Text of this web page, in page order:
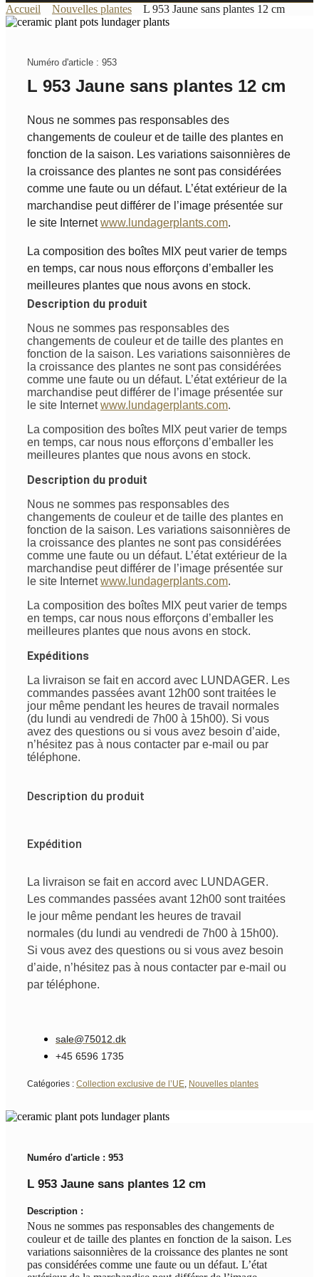
Accueil Nouvelles plantes L 953 Jaune sans plantes 12 cm
Numéro d'article : 953
L 953 Jaune sans plantes 12 cm
Nous ne sommes pas responsables des
changements de couleur et de taille des plantes en
fonction de la saison. Les variations saisonnières de
la croissance des plantes ne sont pas considérées
comme une faute ou un défaut. L’état extérieur de la
marchandise peut différer de l’image présentée sur
le site Internetwww.lundagerplants.com.
La composition des boîtes MIX peut varier de temps
en temps, car nous nous efforçons d’emballer les
meilleures plantes que nous avons en stock.
Description du produit
Nous ne sommes pas responsables des
changements de couleur et de taille des plantes en
fonction de la saison. Les variations saisonnières de
la croissance des plantes ne sont pas considérées
comme une faute ou un défaut. L’état extérieur de la
marchandise peut différer de l’image présentée sur
le site Internetwww.lundagerplants.com.
La composition des boîtes MIX peut varier de temps
en temps, car nous nous efforçons d’emballer les
meilleures plantes que nous avons en stock.
Description du produit
Nous ne sommes pas responsables des
changements de couleur et de taille des plantes en
fonction de la saison. Les variations saisonnières de
la croissance des plantes ne sont pas considérées
comme une faute ou un défaut. L’état extérieur de la
marchandise peut différer de l’image présentée sur
le site Internetwww.lundagerplants.com.
La composition des boîtes MIX peut varier de temps
en temps, car nous nous efforçons d’emballer les
meilleures plantes que nous avons en stock.
Expéditions
La livraison se fait en accord avec LUNDAGER. Les
commandes passées avant 12h00 sont traitées le
jour même pendant les heures de travail normales
(du lundi au vendredi de 7h00 à 15h00). Si vous
avez des questions ou si vous avez besoin d’aide,
n’hésitez pas à nous contacter par e-mail ou par
téléphone.
Description du produit
Expédition
La livraison se fait en accord avec LUNDAGER.
Les commandes passées avant 12h00 sont traitées
le jour même pendant les heures de travail
normales (du lundi au vendredi de 7h00 à 15h00).
Si vous avez des questions ou si vous avez besoin
d’aide, n’hésitez pas à nous contacter par e-mail ou
par téléphone.
sale@75012.dk
+45 6596 1735
Catégories : Collection exclusive de l’UE Nouvelles plantes
Numéro d'article : 953
L 953 Jaune sans plantes 12 cm
Description :
Nous ne sommes pas responsables des changements de
couleur et de taille des plantes en fonction de la saison. Les
variations saisonnières de la croissance des plantes ne sont
pas considérées comme une faute ou un défaut. L’état